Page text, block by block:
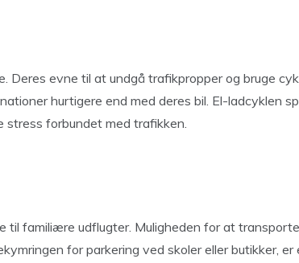
Deres evne til at undgå trafikpropper og bruge
hurtigere end med deres bil. El-ladcyklen
stress forbundet med trafikken.
familiære udflugter. Muligheden for at
for parkering ved skoler eller butikker, er